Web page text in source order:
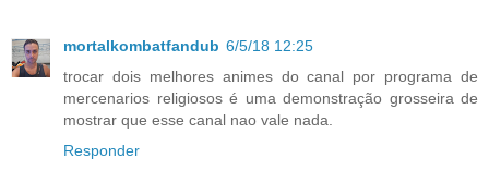
mortalkombatfandub 6/5/18 12:25
trocar dois melhores animes do canal por programa de
mercenarios religiosos é uma demonstração grosseira de
mostrar que esse canal nao vale nada.
Responder